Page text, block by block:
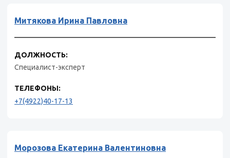
Митякова Ирина Павловна
ДОЛЖНОСТЬ:
Специалист-эксперт
ТЕЛЕФОНЫ:
+7(4922)40-17-13
Морозова Екатерина Валентиновна